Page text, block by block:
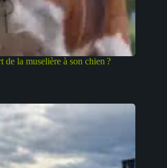
de la muselière à son chien ?